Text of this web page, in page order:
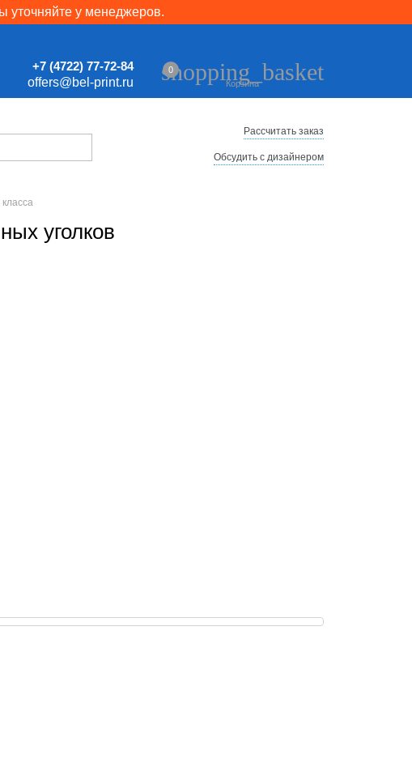
уточняйте у менеджеров.
+7 (4722) 77-72-84
offers@bel-print.ru
shopping_basket
Корзина
0
Рассчитать заказ
Обсудить с дизайнером
уголков